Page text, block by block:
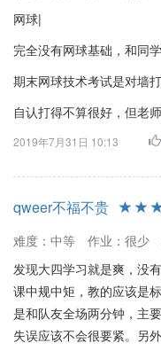
网球|
完全没有网球基础，和同
期末网球技术考试是对墙
自认打得不算很好，但老
2019年7月31日 10:13
qweer不福不贵
难度：中等
作业：很少
发现大四学习就是爽，没
课中规中矩，教的应该是
是和队友全场两分钟，主
失误应该不会很要紧。另